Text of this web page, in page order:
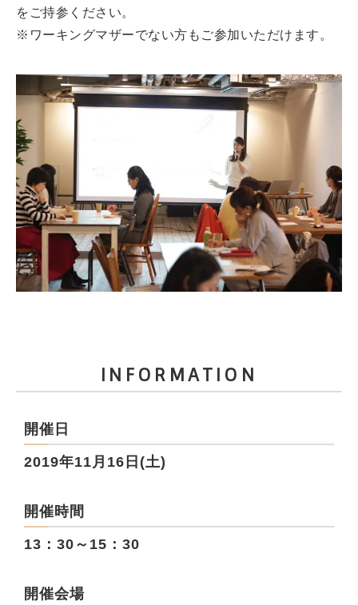
をご持参ください。
※ワーキングマザーでない方もご参加いただけます。
INFORMATION
開催日
2019年11月16日(土)
開催時間
13：30～15：30
開催会場